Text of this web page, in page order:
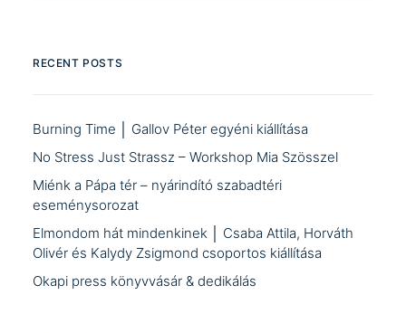
RECENT POSTS
Burning Time │ Gallov Péter egyéni kiállítása
No Stress Just Strassz – Workshop Mia Szösszel
Miénk a Pápa tér – nyárindító szabadtéri
eseménysorozat
Elmondom hát mindenkinek │ Csaba Attila, Horváth
Olivér és Kalydy Zsigmond csoportos kiállítása
Okapi press könyvvásár & dedikálás